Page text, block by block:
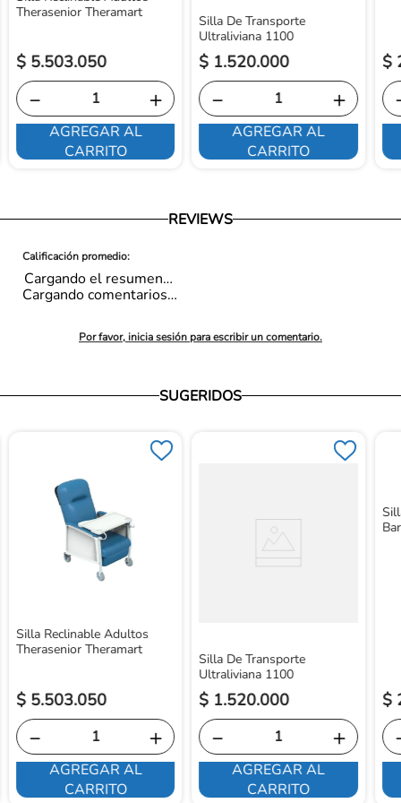
Therasenior Theramart
$ 5.503.050
＋
－
AGREGAR AL
CARRITO
Silla De Transporte
Ultraliviana 1100
$ 1.520.000
＋
－
AGREGAR AL
CARRITO
$
REVIEWS
Cargando el resumen…
Por favor, inicia sesión para escribir un comentario.
Cargando comentarios…
SUGERIDOS
Silla Reclinable Adultos
Therasenior Theramart
$ 5.503.050
＋
－
AGREGAR AL
CARRITO
Silla De Transporte
Ultraliviana 1100
$ 1.520.000
＋
－
AGREGAR AL
CARRITO
$